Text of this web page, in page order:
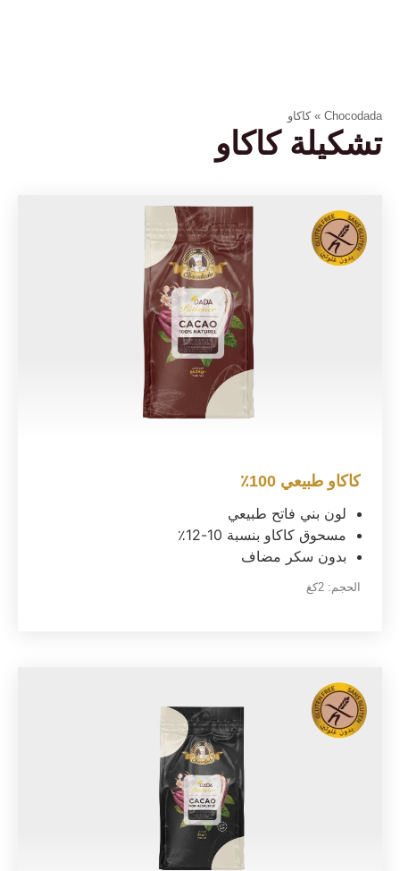
Chocodada
»كاكاو
تشكيلة كاكاو
كاكاو طبيعي 100٪
لون بني فاتح طبيعي
مسحوق كاكاو بنسبة 10-12٪
بدون سكر مضاف
الحجم: 2كغ